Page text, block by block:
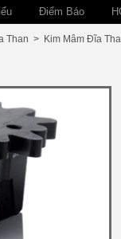
Điểm Báo
Than > Kim Mâm Đĩa